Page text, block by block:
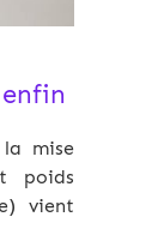
mise
poids
vient